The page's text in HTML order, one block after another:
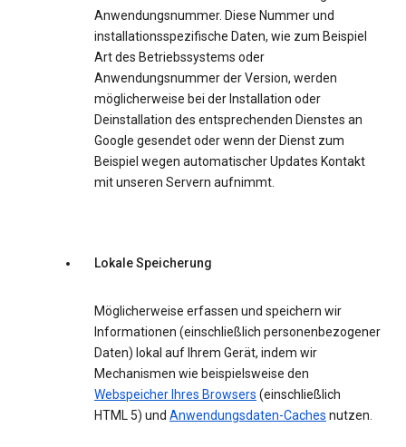
Anwendungsnummer. Diese Nummer und
installationsspezifische Daten, wie zum Beispiel
Art des Betriebssystems oder
Anwendungsnummer der Version, werden
möglicherweise bei der Installation oder
Deinstallation des entsprechenden Dienstes an
Google gesendet oder wenn der Dienst zum
Beispiel wegen automatischer Updates Kontakt
mit unseren Servern aufnimmt.
Lokale Speicherung
Möglicherweise erfassen und speichern wir
Informationen (einschließlich personenbezogener
Daten) lokal auf Ihrem Gerät, indem wir
Mechanismen wie beispielsweise den
Webspeicher Ihres Browsers (einschließlich
HTML 5) und Anwendungsdaten-Caches nutzen.